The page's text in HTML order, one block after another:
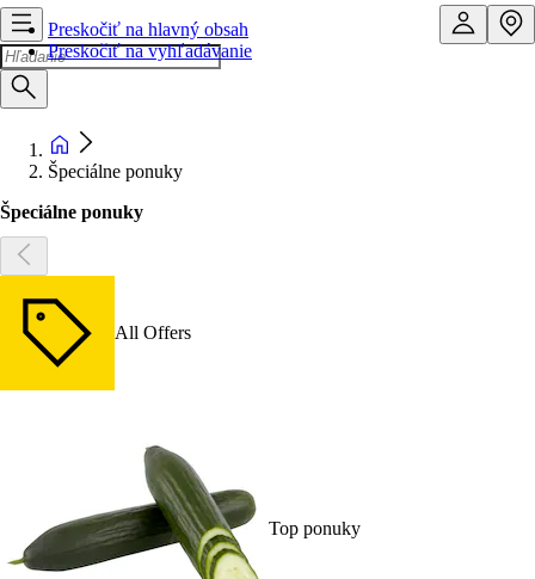
Preskočiť na hlavný obsah
Preskočiť na vyhľadávanie
Špeciálne ponuky
Špeciálne ponuky
All Offers
Top ponuky